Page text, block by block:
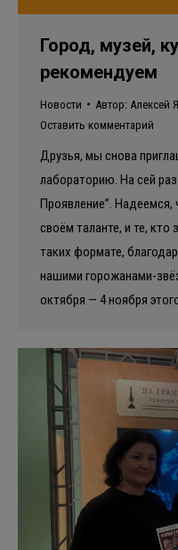
Город, музей,
рекомендуем
Новости Автор: Алексей
Оставить комментарий
Друзья, мы снова
лабораторию. На сей раз
Проявление”. Надеемся,
своём таланте, и те, кто
таких формате,
нашими горожанами-
октября — 4 ноября этого